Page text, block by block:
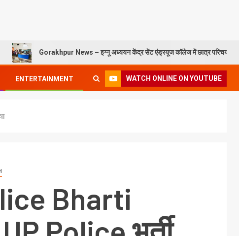
Gorakhpur News – इग्नू अध्ययन केंद्र सेंट एंड्रयूज कॉलेज में छात्र परिचय कार्यक्रम संपन्न
ENTERTAINMENT WATCH ONLINE ON YOUTUBE
Bharti